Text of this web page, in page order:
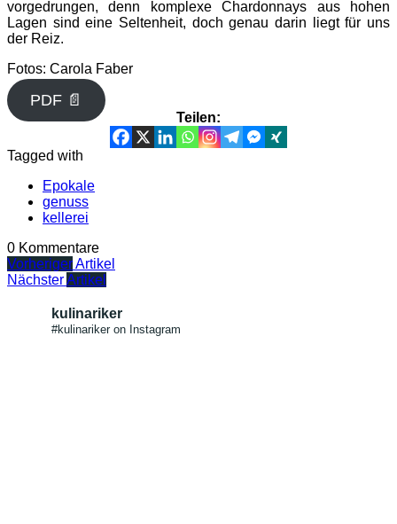
vorgedrungen, denn komplexe Chardonnays aus hohen
Lagen sind eine Seltenheit, doch genau darin liegt für uns
der Reiz.
Fotos: Carola Faber
PDF 📄
Teilen:
Tagged with
Epokale
genuss
kellerei
0 Kommentare
VorherigerArtikel
NächsterArtikel
kulinariker
#kulinariker on Instagram